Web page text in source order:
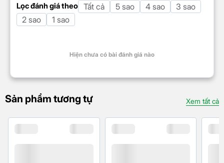
Lọc đánh giá theo Tất cả 5 sao 4 sao
3 sao
2 sao
1 sao
Hiện chưa có bài đánh giá nào
Sản phẩm tương tự Xem tất cả